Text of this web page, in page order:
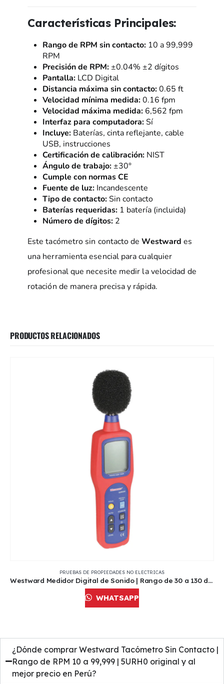
Características Principales:
Rango de RPM sin contacto:10 a 99,999
RPM
Precisión de RPM:±0.04% ±2 dígitos
Pantalla:LCD Digital
Distancia máxima sin contacto:0.65 ft
Velocidad mínima medida:0.16 fpm
Velocidad máxima medida:6,562 fpm
Interfaz para computadora:Sí
Incluye:Baterías, cinta reflejante, cable
USB, instrucciones
Certificación de calibración:NIST
Ángulo de trabajo:±30°
Cumple con normas CE
Fuente de luz:Incandescente
Tipo de contacto:Sin contacto
Baterías requeridas:1 batería (incluida)
Número de dígitos:2
Este tacómetro sin contacto deWestward es
una herramienta esencial para cualquier
profesional que necesite medir la velocidad de
rotación de manera precisa y rápida.
PRODUCTOS RELACIONADOS
PRUEBAS DE PROPIEDADES NO ELECTRICAS
Westward Medidor Digital de Sonido | Rango de 30 a 130 dB, Precisión de ±1.5 dB | Modelo 5URG5
WHATSAPP
¿Dónde comprar Westward Tacómetro Sin Contacto |
Rango de RPM 10 a 99,999 | 5URH0 original y al
mejor precio en Perú?